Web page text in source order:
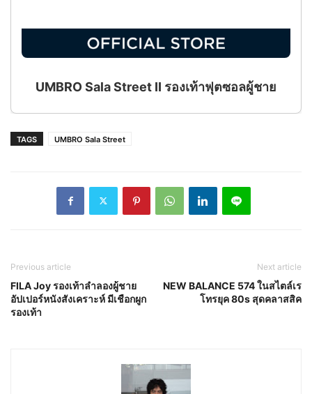
UMBRO Sala Street II รองเท้าฟุตซอลผู้ชาย
TAGS UMBRO Sala Street
Previous article
FILA Joy รองเท้าลำลองผู้ชาย
อัปเปอร์หนังสังเคราะห์ มีเชือกผูก
รองเท้า
Next article
NEW BALANCE 574 ในสไตล์เร
โทรยุค 80s สุดคลาสสิค